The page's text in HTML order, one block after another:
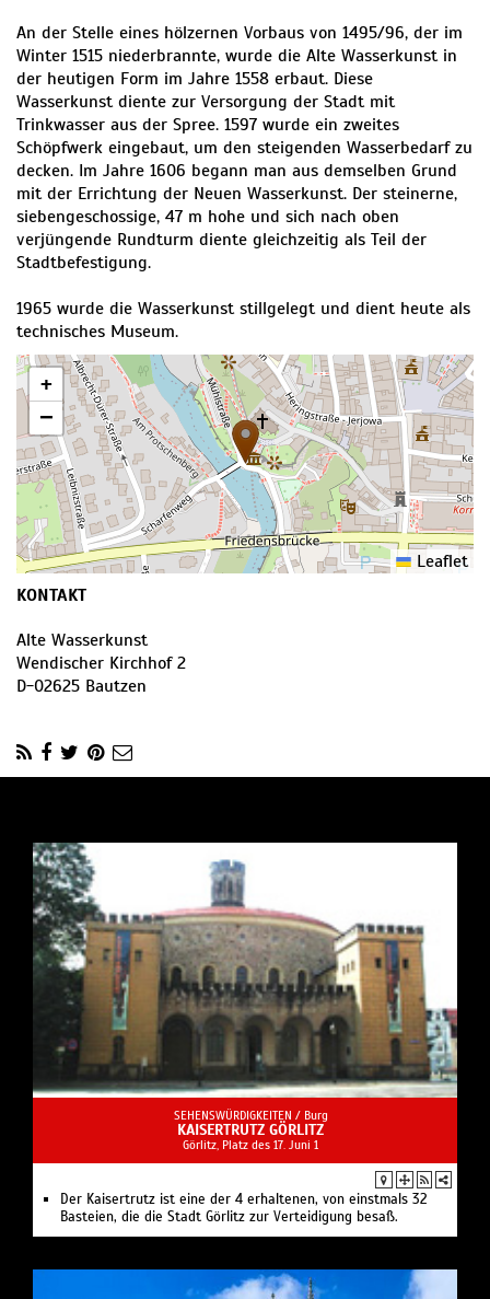
An der Stelle eines hölzernen Vorbaus von 1495/96, der im
Winter 1515 niederbrannte, wurde die Alte Wasserkunst in
der heutigen Form im Jahre 1558 erbaut. Diese
Wasserkunst diente zur Versorgung der Stadt mit
Trinkwasser aus der Spree. 1597 wurde ein zweites
Schöpfwerk eingebaut, um den steigenden Wasserbedarf zu
decken. Im Jahre 1606 begann man aus demselben Grund
mit der Errichtung der Neuen Wasserkunst. Der steinerne,
siebengeschossige, 47 m hohe und sich nach oben
verjüngende Rundturm diente gleichzeitig als Teil der
Stadtbefestigung.
1965 wurde die Wasserkunst stillgelegt und dient heute als
technisches Museum.
+
−
Leaflet
KONTAKT
Alte Wasserkunst
Wendischer Kirchhof 2
D-02625 Bautzen
SEHENSWÜRDIGKEITEN / Burg
KAISERTRUTZ GÖRLITZ
Görlitz, Platz des 17. Juni 1
Der Kaisertrutz ist eine der 4 erhaltenen, von einstmals 32
Basteien, die die Stadt Görlitz zur Verteidigung besaß.